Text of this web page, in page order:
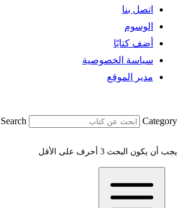
اتصل بنا
الوسوم
أضف كتابًا
سياسة الخصوصية
مدير الموقع
Search Category
يجب أن يكون البحث 3 أحرف على الأقل